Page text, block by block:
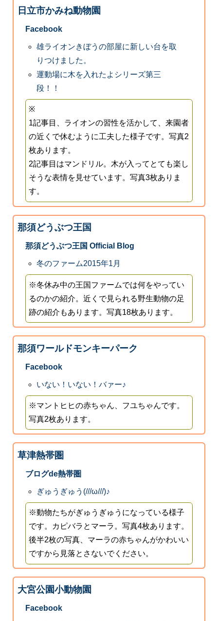
日立市かみね動物園
Facebook
雄ライオンきぼうの部屋に新しい台を取
りつけました。
運動場に木を入れたよシリーズ第三
段！！
※
1記事目、ライオンの習性を活かして、来園者
の近くで休むように工夫した様子です。写真2
枚あります。
2記事目はマンドリル。木が入ってとても楽し
そうな表情を見せています。写真3枚ありま
す。
那須どうぶつ王国
那須どうぶつ王国 Official Blog
冬のファーム2015年1月
※冬休み中の王国ファームでは何をやってい
るのかの紹介。近くで見られる野生動物の足
跡の紹介もあります。写真18枚あります。
那須ワールドモンキーパーク
Facebook
いない！いない！バァー♪
※マントヒヒの赤ちゃん、フユちゃんです。
写真2枚あります。
草津熱帯圏
ブログde熱帯圏
ぎゅうぎゅう(///ω///)♪
※動物たちがぎゅうぎゅうになっている様子
です。カピバラとマーラ。写真4枚あります。
後半2枚の写真、マーラの赤ちゃんがかわいい
ですから見落とさないでください。
大宮公園小動物園
Facebook